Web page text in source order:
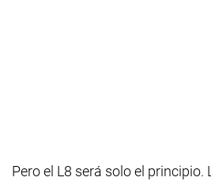
Pero el L8 será solo el principio.